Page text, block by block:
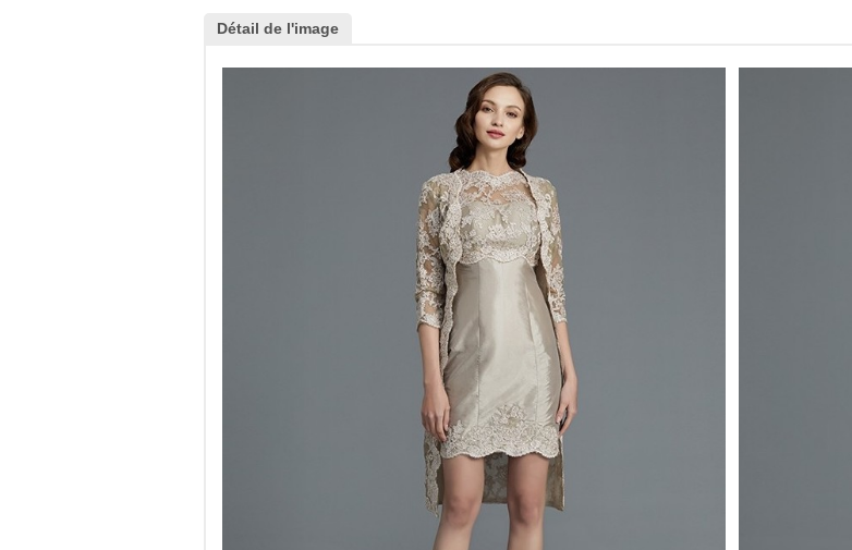
Détail de l'image